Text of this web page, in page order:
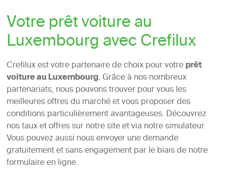
Votre prêt voiture au
Luxembourg avec Crefilux
Crefilux est votre partenaire de choix pour votreprêt
voiture au Luxembourg. Grâce à nos nombreux
partenariats, nous pouvons trouver pour vous les
meilleures offres du marché et vous proposer des
conditions particulièrement avantageuses. Découvrez
nos taux et offres sur notre site et via notre simulateur.
Vous pouvez aussi nous envoyer une demande
gratuitement et sans engagement par le biais de notre
formulaire en ligne.